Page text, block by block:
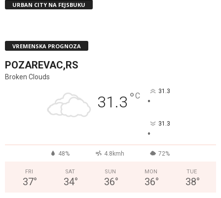
URBAN CITY NA FEJSBUKU
VREMENSKA PROGNOZA
POZAREVAC,RS
Broken Clouds
31.3 °C 31.3
°
31.3
°
48% 4.8kmh 72%
FRI
37°
SAT
34°
SUN
36°
MON
36°
TUE
38°